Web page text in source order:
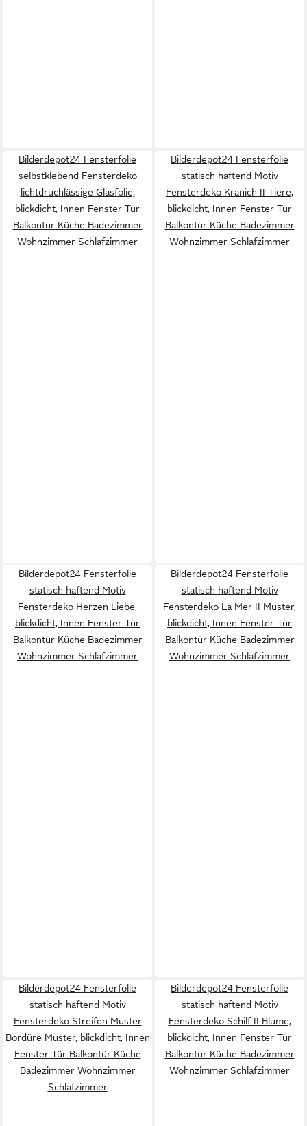
Bilderdepot24 Fensterfolie
selbstklebend Fensterdeko
lichtdruchlässige Glasfolie,
blickdicht, Innen Fenster Tür
Balkontür Küche Badezimmer
Wohnzimmer Schlafzimmer
Bilderdepot24 Fensterfolie
statisch haftend Motiv
Fensterdeko Kranich II Tiere,
blickdicht, Innen Fenster Tür
Balkontür Küche Badezimmer
Wohnzimmer Schlafzimmer
Bilderdepot24 Fensterfolie
statisch haftend Motiv
Fensterdeko Herzen Liebe,
blickdicht, Innen Fenster Tür
Balkontür Küche Badezimmer
Wohnzimmer Schlafzimmer
Bilderdepot24 Fensterfolie
statisch haftend Motiv
Fensterdeko La Mer II Muster,
blickdicht, Innen Fenster Tür
Balkontür Küche Badezimmer
Wohnzimmer Schlafzimmer
Bilderdepot24 Fensterfolie
statisch haftend Motiv
Fensterdeko Streifen Muster
Bordüre Muster, blickdicht, Innen
Fenster Tür Balkontür Küche
Badezimmer Wohnzimmer
Schlafzimmer
Bilderdepot24 Fensterfolie
statisch haftend Motiv
Fensterdeko Schilf II Blume,
blickdicht, Innen Fenster Tür
Balkontür Küche Badezimmer
Wohnzimmer Schlafzimmer